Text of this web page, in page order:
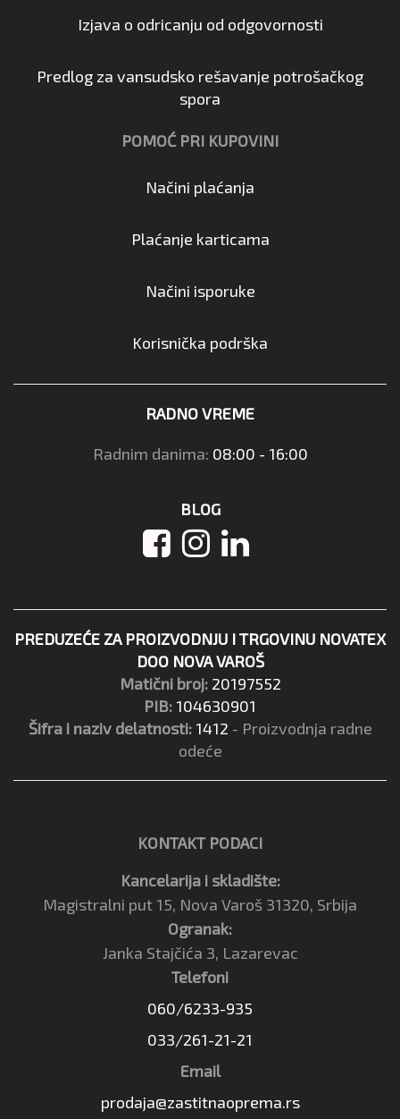
Izjava o odricanju od odgovornosti
Predlog za vansudsko rešavanje potrošačkog
spora
POMOĆ PRI KUPOVINI
Načini plaćanja
Plaćanje karticama
Načini isporuke
Korisnička podrška
RADNO VREME
Radnim danima: 08:00 - 16:00
BLOG
PREDUZEĆE ZA PROIZVODNJU I TRGOVINU NOVATEX
DOO NOVA VAROŠ
Matični broj: 20197552
PIB: 104630901
Šifra i naziv delatnosti: 1412 - Proizvodnja radne
odeće
KONTAKT PODACI
Kancelarija i skladište:
Magistralni put 15, Nova Varoš 31320, Srbija
Ogranak:
Janka Stajčića 3, Lazarevac
Telefoni
060/6233-935
033/261-21-21
Email
prodaja@zastitnaoprema.rs